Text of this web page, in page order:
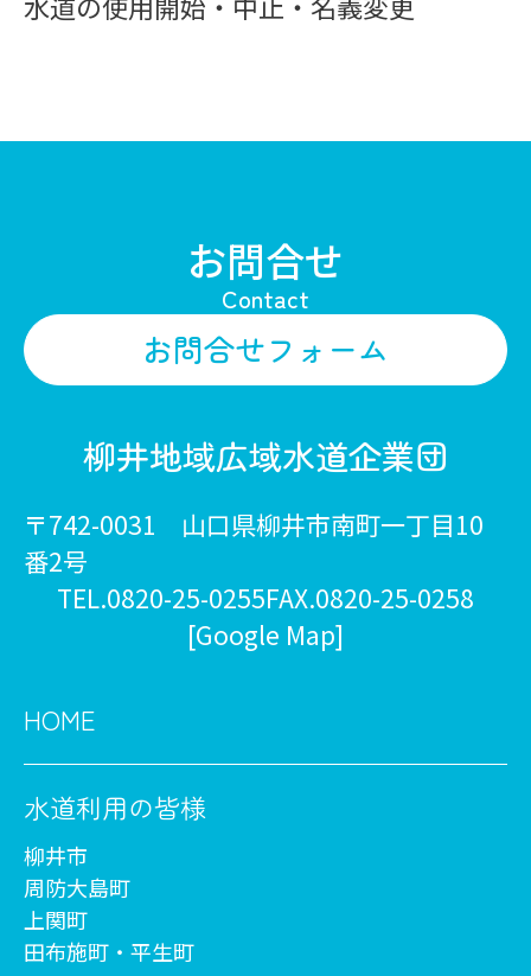
お問合せ
Contact
お問合せフォーム
柳井地域広域水道企業団
〒742-0031 山口県柳井市南町一丁目10
番2号
TEL.0820-25-0255FAX.0820-25-0258
[Google Map]
HOME
水道利用の皆様
柳井市
周防大島町
上関町
田布施町・平生町